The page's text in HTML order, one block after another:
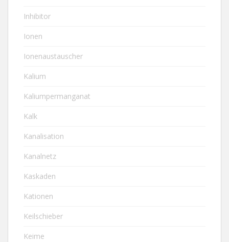
Inhibitor
Ionen
Ionenaustauscher
Kalium
Kaliumpermanganat
Kalk
Kanalisation
Kanalnetz
Kaskaden
Kationen
Keilschieber
Keime